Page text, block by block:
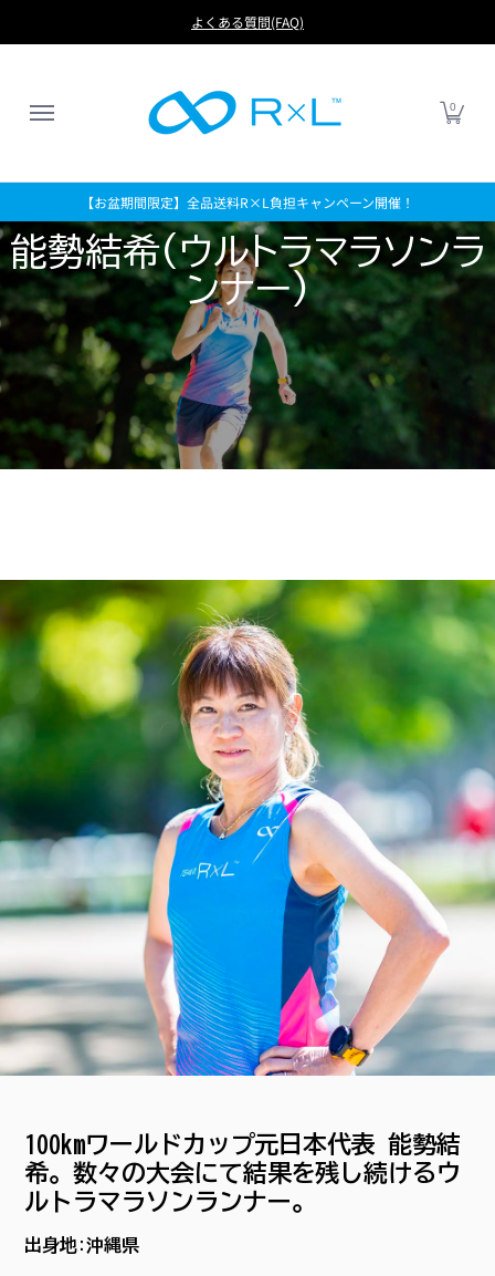
FOOTBALL LIFE
よくある質問(FAQ)
0
【お盆期間限定】全品送料R×L負担キャンペーン開催！
能勢結希(ウルトラマラソンラ
ンナー)
100kmワールドカップ元日本代表 能勢結
希。数々の大会にて結果を残し続けるウ
ルトラマラソンランナー。
出身地:沖縄県